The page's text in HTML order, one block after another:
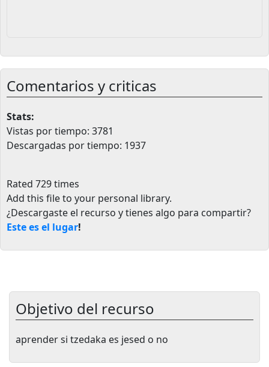
Comentarios y criticas
Stats:
Vistas por tiempo: 3781
Descargadas por tiempo: 1937
Rated 729 times
Add this file to your personal library.
¿Descargaste el recurso y tienes algo para compartir?
Este es el lugar!
Objetivo del recurso
aprender si tzedaka es jesed o no